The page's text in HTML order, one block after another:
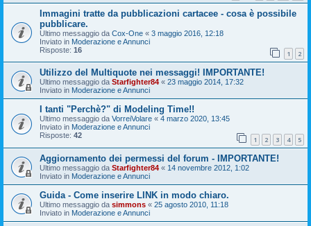
Immagini tratte da pubblicazioni cartacee - cosa è possibile
pubblicare.
Ultimo messaggio da Cox-One « 3 maggio 2016, 12:18
Inviato in Moderazione e Annunci
Risposte: 16 1 2
Utilizzo del Multiquote nei messaggi! IMPORTANTE!
Ultimo messaggio da Starfighter84 « 23 maggio 2014, 17:32
Inviato in Moderazione e Annunci
I tanti "Perchè?" di Modeling Time!!
Ultimo messaggio da VorreiVolare « 4 marzo 2020, 13:45
Inviato in Moderazione e Annunci
Risposte: 42 1 2 3 4 5
Aggiornamento dei permessi del forum - IMPORTANTE!
Ultimo messaggio da Starfighter84 « 14 novembre 2012, 1:02
Inviato in Moderazione e Annunci
Guida - Come inserire LINK in modo chiaro.
Ultimo messaggio da simmons « 25 agosto 2010, 11:18
Inviato in Moderazione e Annunci